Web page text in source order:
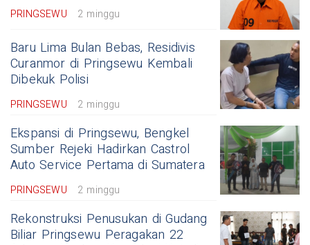
PRINGSEWU 2 minggu
Baru Lima Bulan Bebas, Residivis
Curanmor di Pringsewu Kembali
Dibekuk Polisi
PRINGSEWU 2 minggu
Ekspansi di Pringsewu, Bengkel
Sumber Rejeki Hadirkan Castrol
Auto Service Pertama di Sumatera
PRINGSEWU 2 minggu
Rekonstruksi Penusukan di Gudang
Biliar Pringsewu Peragakan 22